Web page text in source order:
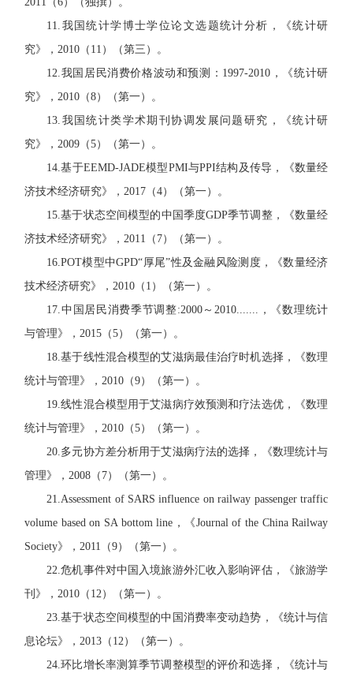
11. 我国统计学博士学位论文选题统计分析，《统计研
究》，2010 （ 11 ）（第三）。
12.我国居民消费价格波动和预测： 1997-2010 ，《统计研
究》，2010 （8）（第一）。
13. 我国统计类学术期刊协调发展问题研究，《统计研
究》，2009 （5）（第一）。
14.基于EEMD-JADE模型PMI与PPI结构及传导，《数量经
济技术经济研究》，2017 （4）（第一）。
15.基于状态空间模型的中国季度GDP季节调整，《数量经
济技术经济研究》，2011 （ 7）（第一）。
16.POT模型中GPD“厚尾”性及金融风险测度，《数量经济
技术经济研究》，2010 （ 1 ）（第一）。
17.中国居民消费季节调整:2000～2010....... ，《数理统计
与管理》，2015 （5）（第一）。
18.基于线性混合模型的艾滋病最佳治疗时机选择，《数理
统计与管理》，2010 （9）（第一）。
19.线性混合模型用于艾滋病疗效预测和疗法选优，《数理
统计与管理》，2010 （5）（第一）。
20.多元协方差分析用于艾滋病疗法的选择，《数理统计与
管理》，2008 （ 7）（第一）。
21.Assessment of SARS influence on railway passenger traffic
volume based on SA bottom line ，《Journal of the China Railway
Society》，2011 （9）（第一）。
22.危机事件对中国入境旅游外汇收入影响评估，《旅游学
刊》，2010 （ 12）（第一）。
23.基于状态空间模型的中国消费率变动趋势，《统计与信
息论坛》，2013 （ 12）（第一）。
24.环比增长率测算季节调整模型的评价和选择，《统计与